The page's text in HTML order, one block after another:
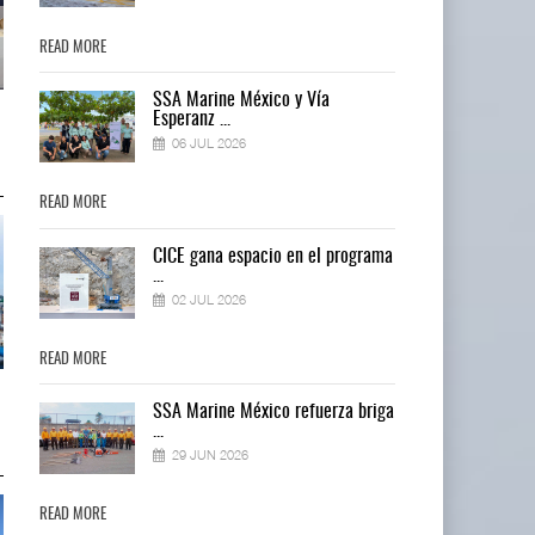
Miguel Ángel Bres encabezará
seguridad en CON ...
07 AGO 2026
Cárdenas incorpora ...
06 AGO 2026
Cárdenas incorpora ...
READ MORE
SSA Marine México y Vía
Esperanz ...
06 JUL 2026
READ MORE
CICE gana espacio en el programa
02 JUL 2026
READ MORE
SSA Marine México refuerza briga
...
29 JUN 2026
READ MORE